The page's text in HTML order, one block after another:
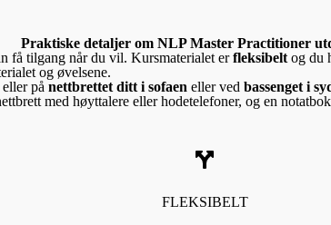
Praktiske detaljer om NLP Master Practitioner
få tilgang når du vil. Kursmaterialet erfleksibelt og du
og øvelsene.
på nettbrettet ditt i sofaen eller ved bassenget i
med høyttalere eller hodetelefoner, og en
FLEKSIBELT